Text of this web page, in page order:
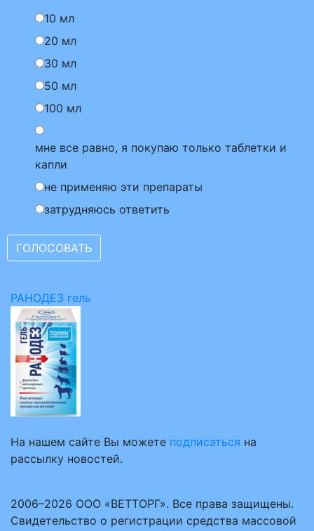
10 мл
20 мл
30 мл
50 мл
100 мл
мне все равно, я покупаю только таблетки и
капли
не применяю эти препараты
затрудняюсь ответить
РАНОДЕЗ гель
На нашем сайте Вы можете подписаться на
рассылку новостей.
2006–2026 ООО «ВЕТТОРГ». Все права защищены.
Свидетельство о регистрации средства массовой